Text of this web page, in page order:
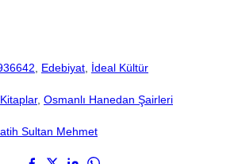
Edebiyat İdeal Kültür
Kitaplar, Osmanlı Hanedan Şairleri
Sultan Mehmet